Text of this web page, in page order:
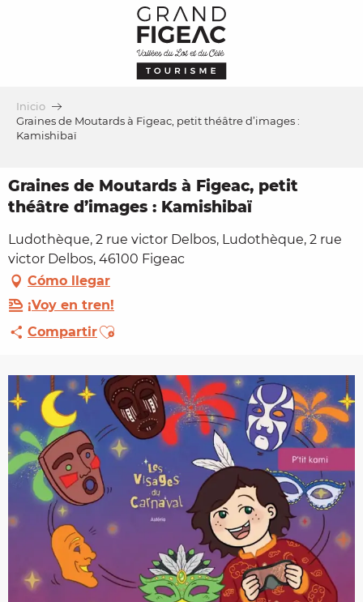
Inicio
Graines de Moutards à Figeac, petit théâtre d’images :
Kamishibaï
Graines de Moutards à Figeac, petit
théâtre d’images : Kamishibaï
Ludothèque, 2 rue victor Delbos, Ludothèque, 2 rue
victor Delbos, 46100 Figeac
Cómo llegar
¡Voy en tren!
CompartirAjouter aux favoris